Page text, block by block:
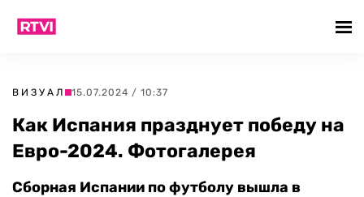
ВИЗУАЛ 15.07.2024 / 10:37
Как Испания празднует победу на
Евро-2024. Фотогалерея
Сборная Испании по футболу вышла в